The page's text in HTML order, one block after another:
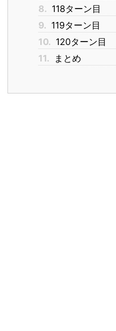
8. 118ターン目
9. 119ターン目
10. 120ターン目
11.
まとめ